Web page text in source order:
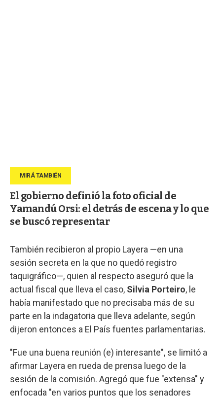
El gobierno definió la foto oficial de
Yamandú Orsi: el detrás de escena y lo que
se buscó representar
También recibieron al propio Layera —en una
sesión secreta en la que no quedó registro
taquigráfico—, quien al respecto aseguró que la
actual fiscal que lleva el caso, Silvia Porteiro, le
había manifestado que no precisaba más de su
parte en la indagatoria que lleva adelante, según
dijeron entonces a El País fuentes parlamentarias.
"Fue una buena reunión (e) interesante", se limitó a
afirmar Layera en rueda de prensa luego de la
sesión de la comisión. Agregó que fue "extensa" y
enfocada "en varios puntos que los senadores